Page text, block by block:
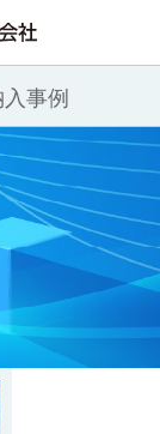
事例